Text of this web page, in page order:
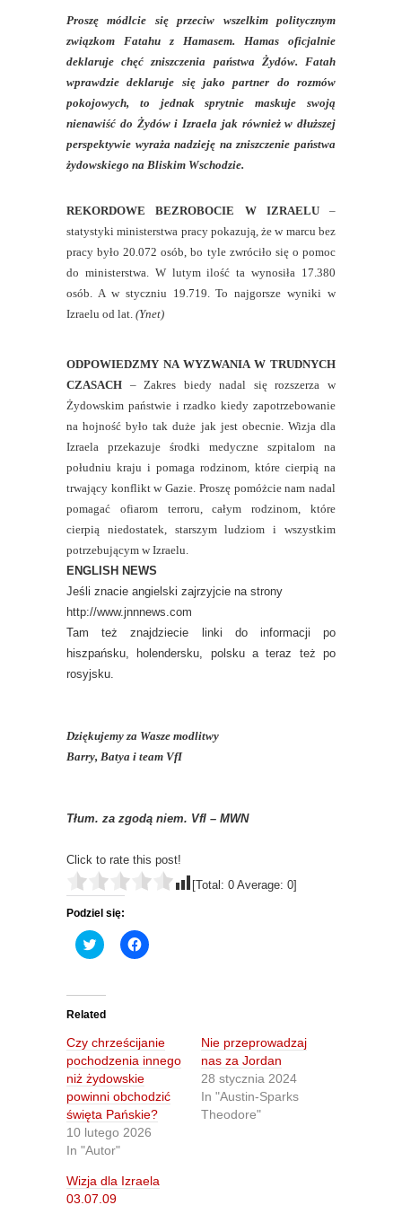
Proszę módlcie się przeciw wszelkim politycznym
związkom Fatahu z Hamasem. Hamas oficjalnie
deklaruje chęć zniszczenia państwa Żydów. Fatah
wprawdzie deklaruje się jako partner do rozmów
pokojowych, to jednak sprytnie maskuje swoją
nienawiść do Żydów i Izraela jak również w dłuższej
perspektywie wyraża nadzieję na zniszczenie państwa
żydowskiego na Bliskim Wschodzie.
REKORDOWE BEZROBOCIE W IZRAELU –
statystyki ministerstwa pracy pokazują, że w marcu bez
pracy było 20.072 osób, bo tyle zwróciło się o pomoc
do ministerstwa. W lutym ilość ta wynosiła 17.380
osób. A w styczniu 19.719. To najgorsze wyniki w
Izraelu od lat. (Ynet)
ODPOWIEDZMY NA WYZWANIA W TRUDNYCH
CZASACH – Zakres biedy nadal się rozszerza w
Żydowskim państwie i rzadko kiedy zapotrzebowanie
na hojność było tak duże jak jest obecnie. Wizja dla
Izraela przekazuje środki medyczne szpitalom na
południu kraju i pomaga rodzinom, które cierpią na
trwający konflikt w Gazie. Proszę pomóżcie nam nadal
pomagać ofiarom terroru, całym rodzinom, które
cierpią niedostatek, starszym ludziom i wszystkim
potrzebującym w Izraelu.
ENGLISH NEWS
Jeśli znacie angielski zajrzyjcie na strony
http://www.jnnnews.com
Tam też znajdziecie linki do informacji po
hiszpańsku, holendersku, polsku a teraz też po
rosyjsku.
Dziękujemy za Wasze modlitwy
Barry, Batya i team VfI
Tłum. za zgodą niem. VfI – MWN
Click to rate this post!
[Total: 0 Average: 0]
Podziel się:
C
l
t
o
s
h
a
r
e
o
n
T
w
i
t
t
(
O
C
l
a
r
e
o
n
F
a
c
e
k
Related
Czy chrześcijanie
pochodzenia innego
niż żydowskie
powinni obchodzić
święta Pańskie?
10 lutego 2026
In "Autor"
Nie przeprowadzaj
nas za Jordan
28 stycznia 2024
In "Austin-Sparks
Theodore"
Wizja dla Izraela
03.07.09